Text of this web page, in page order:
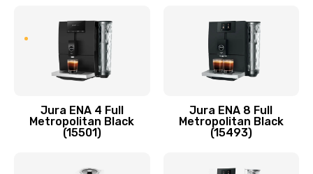
Jura ENA 4 Full
Metropolitan Black
(15501)
Jura ENA 8 Full
Metropolitan Black
(15493)